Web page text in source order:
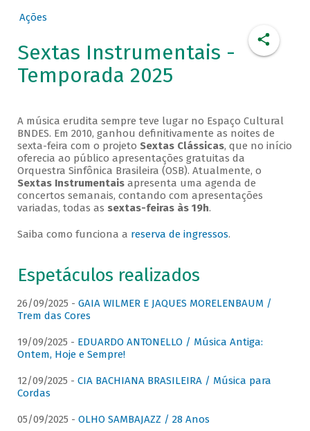
Ações
Sextas Instrumentais -
Temporada 2025
A música erudita sempre teve lugar no Espaço Cultural
BNDES. Em 2010, ganhou definitivamente as noites de
sexta-feira com o projeto Sextas Clássicas, que no início
oferecia ao público apresentações gratuitas da
Orquestra Sinfônica Brasileira (OSB). Atualmente, o
Sextas Instrumentaisapresenta uma agenda de
concertos semanais, contando com apresentações
variadas, todas as sextas-feiras às 19h.
Saiba como funciona a reserva de ingressos.
Espetáculos realizados
26/09/2025 - GAIA WILMER E JAQUES MORELENBAUM /
Trem das Cores
19/09/2025 - EDUARDO ANTONELLO / Música Antiga:
Ontem, Hoje e Sempre!
12/09/2025 - CIA BACHIANA BRASILEIRA / Música para
Cordas
05/09/2025 - OLHO SAMBAJAZZ / 28 Anos